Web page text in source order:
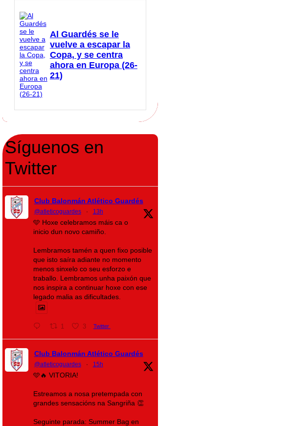
Al Guardés se le
vuelve a escapar la
Copa, y se centra
ahora en Europa (26-
21)
Síguenos en
Twitter
Club Balonmán Atlético Guardés
@atleticoguardes · 13h
🩵 Hoxe celebramos máis ca o
inicio dun novo camiño.
Lembramos tamén a quen fixo posible
que isto saíra adiante no momento
menos sinxelo co seu esforzo e
traballo. Lembramos unha paixón que
nos inspira a continuar hoxe con ese
legado malia as dificultades.
1 3 Twitter
Club Balonmán Atlético Guardés
@atleticoguardes · 15h
🩵🔥 VITORIA!
Estreamos a nosa pretempada con
grandes sensacións na Sangriña 👏
Seguinte parada: Summer Bag en